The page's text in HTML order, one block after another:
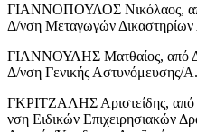
ΓΙΑΝΝΟΠΟΥΛΟΣ Νικόλαος,
Δ/νση Μεταγωγών Δικαστηρίων
ΓΙΑΝΝΟΥΛΗΣ Ματθαίος, από
Δ/νση Γενικής Αστυνόμευσης/
ΓΚΡΙΤΖΑΛΗΣ Αριστείδης, από
νση Ειδικών Επιχειρησιακών